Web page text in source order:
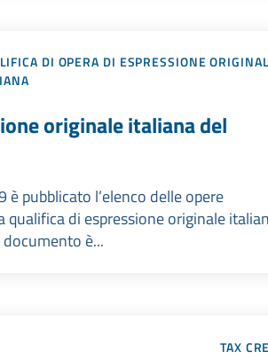
DI OPERA DI ESPRESSIONE
originale italiana del
pubblicato l’elenco delle opere
di espressione originale
è...
TAX